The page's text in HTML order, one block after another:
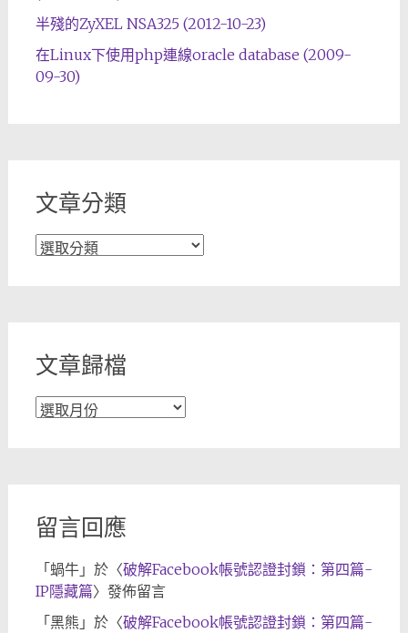
半殘的ZyXEL NSA325 (2012-10-23)
在Linux下使用php連線oracle database (2009-
09-30)
文章分類
文
文章歸檔
文
留言回應
「蝸牛」於〈破解Facebook帳號認證封鎖：第四篇-
IP隱藏篇〉發佈留言
「黑熊 」於〈破解Facebook帳號認證封鎖：第四篇-